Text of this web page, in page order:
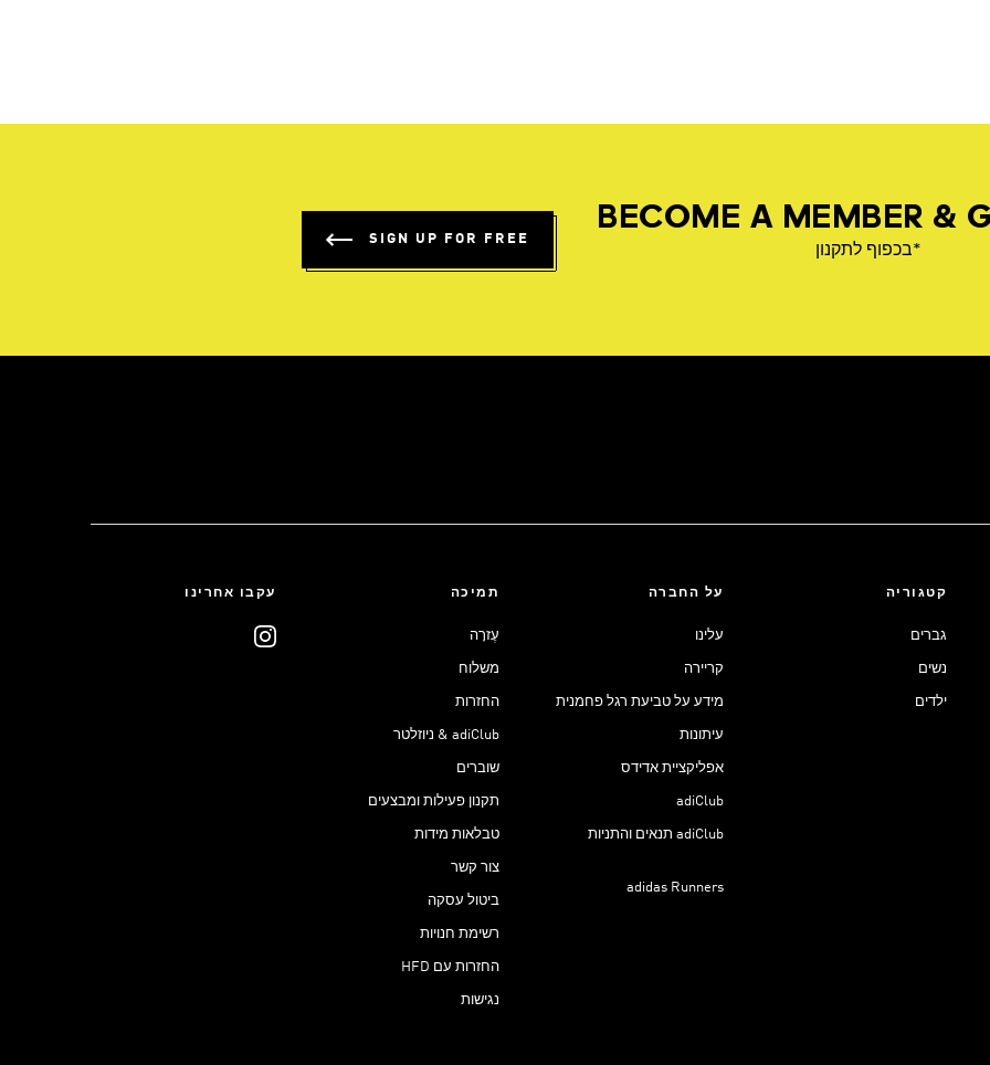
BECOME A MEMBER &
*בכפוף לתקנון
SIGN UP FOR FREE
קטגוריה
גברים
נשים
ילדים
על החברה
עלינו
קריירה
מידע על טביעת רגל פחמנית
עיתונות
אפליקציית אדידס
adiClub
adiClub תנאים והתניות
adidas Runners
תמיכה
עֶזרָה
משלוח
החזרות
adiClub & ניוזלטר
שוברים
תקנון פעילות ומבצעים
טבלאות מידות
צור קשר
ביטול עסקה
רשימת חנויות
החזרות עם HFD
נגישות
עקבו אחרינו